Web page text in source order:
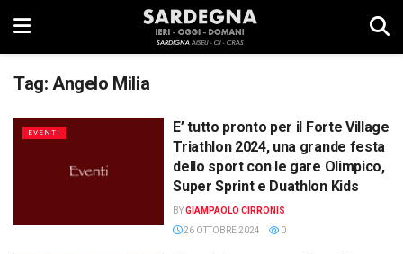
Tag: Angelo Milia
EVENTI
E’ tutto pronto per il Forte Village
Triathlon 2024, una grande festa
dello sport con le gare Olimpico,
Super Sprint e Duathlon Kids
BYGIAMPAOLO CIRRONIS
26 OTTOBRE 2024
0